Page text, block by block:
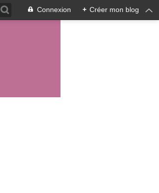
Connexion + Créer mon blog